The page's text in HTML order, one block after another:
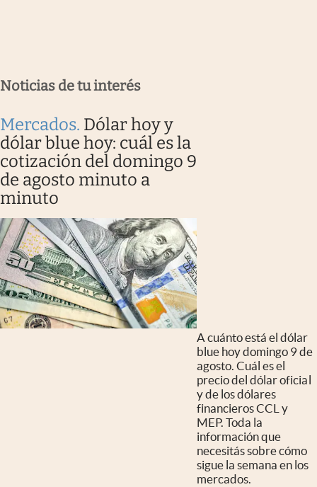
Noticias de tu interés
Mercados. Dólar hoy y
dólar blue hoy: cuál es la
cotización del domingo 9
de agosto minuto a
minuto
A cuánto está el dólar
blue hoy domingo 9 de
agosto. Cuál es el
precio del dólar oficial
y de los dólares
financieros CCL y
MEP. Toda la
información que
necesitás sobre cómo
sigue la semana en los
mercados.